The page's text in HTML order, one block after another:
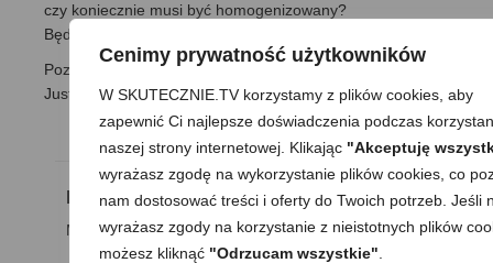
Cenimy prywatność użytkowników
W SKUTECZNIE.TV korzystamy z plików cookies, aby
zapewnić Ci najlepsze doświadczenia podczas
naszej strony internetowej. Klikając "Akceptuję
wyrażasz zgodę na wykorzystanie plików cookies, co
nam dostosować treści i oferty do Twoich potrzeb. Jeśli
wyrażasz zgody na korzystanie z nieistotnych plików
możesz kliknąć "Odrzucam wszystkie"
czy koniecznie musi być homogenizowany?
Będę bardzo wdzięczna za odpowiedź.
Pozdrawiam,
Justyna
MaGda 11 kwietnia 2018|Odpowiedz
Myślę, że może być taki z wiaderka:)